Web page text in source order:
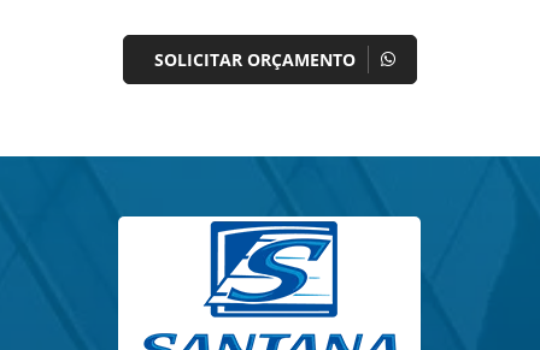
SOLICITAR ORÇAMENTO